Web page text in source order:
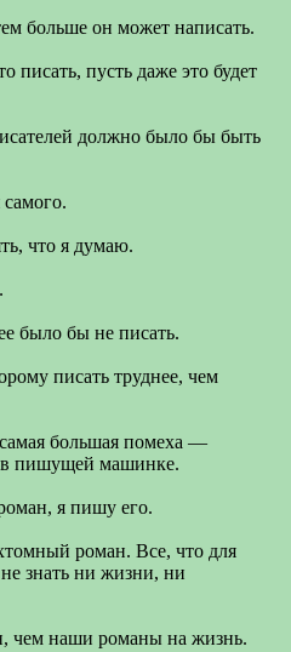
больше он может написать.
писать, пусть даже это будет
должно было бы быть
что я думаю.
было бы не писать.
писать труднее, чем
большая помеха —
в пишущей машинке.
я пишу его.
роман. Все, что для
знать ни жизни, ни
чем наши романы на жизнь.